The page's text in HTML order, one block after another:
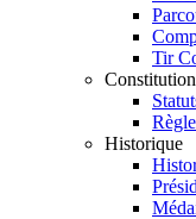
Tir
Constitution
Historique